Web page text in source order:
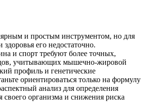
и простым инструментом, но для
его недостаточно.
и спорт требуют более точных,
учитывающих мышечно-жировой
профиль и генетические
ориентироваться только на формулу
анализ для определения
своего организма и снижения риска